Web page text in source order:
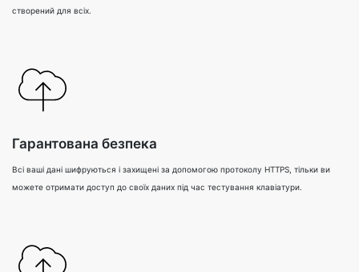
створений для всіх.
Гарантована безпека
Всі ваші дані шифруються і захищені за допомогою протоколу HTTPS, тільки ви
можете отримати доступ до своїх даних під час тестування клавіатури.